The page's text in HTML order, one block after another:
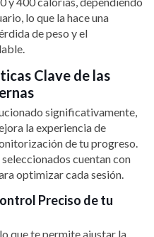
lo que la hace una
de peso y el
Clave de las
significativamente,
la experiencia de
de tu progreso.
cuentan con
optimizar cada sesión.
Preciso de tu
que te permite ajustar la